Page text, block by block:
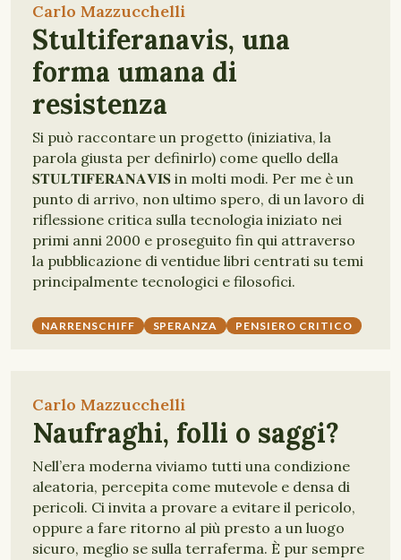
Carlo Mazzucchelli
Stultiferanavis, una
forma umana di
resistenza
Si può raccontare un progetto (iniziativa, la
parola giusta per definirlo) come quello della
𝐒𝐓𝐔𝐋𝐓𝐈𝐅𝐄𝐑𝐀𝐍𝐀𝐕𝐈𝐒 in molti modi. Per me è un
punto di arrivo, non ultimo spero, di un lavoro di
riflessione critica sulla tecnologia iniziato nei
primi anni 2000 e proseguito fin qui attraverso
la pubblicazione di ventidue libri centrati su temi
principalmente tecnologici e filosofici.
NARRENSCHIFF SPERANZA PENSIERO CRITICO
Carlo Mazzucchelli
Naufraghi, folli o saggi?
Nell’era moderna viviamo tutti una condizione
aleatoria, percepita come mutevole e densa di
pericoli. Ci invita a provare a evitare il pericolo,
oppure a fare ritorno al più presto a un luogo
sicuro, meglio se sulla terraferma. È pur sempre